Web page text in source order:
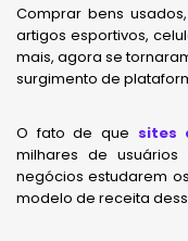
Comprar bens
artigos esportivos,
mais, agora se
surgimento de
O fato de que sites
milhares de usuários
negócios estudarem
modelo de receita